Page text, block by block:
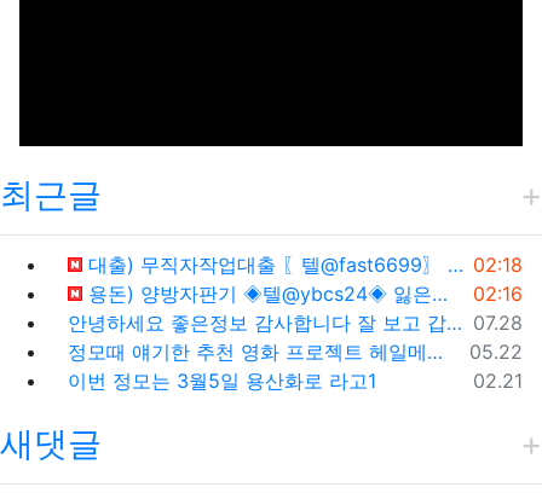
최근글
등록일
02:18
대출) 무직자작업대출 〖텔@fast6699〗 작업대출하는곳 만19세작업대출1
등록일
02:16
용돈) 양방자판기 ◈텔@ybcs24◈ 잃은돈반환 양방자판기1
등록일
07.28
안녕하세요 좋은정보 감사합니다 잘 보고 갑니다1
등록일
05.22
정모때 얘기한 추천 영화 프로젝트 헤일메리, 추천해요1
등록일
02.21
이번 정모는 3월5일 용산화로 라고1
새댓글